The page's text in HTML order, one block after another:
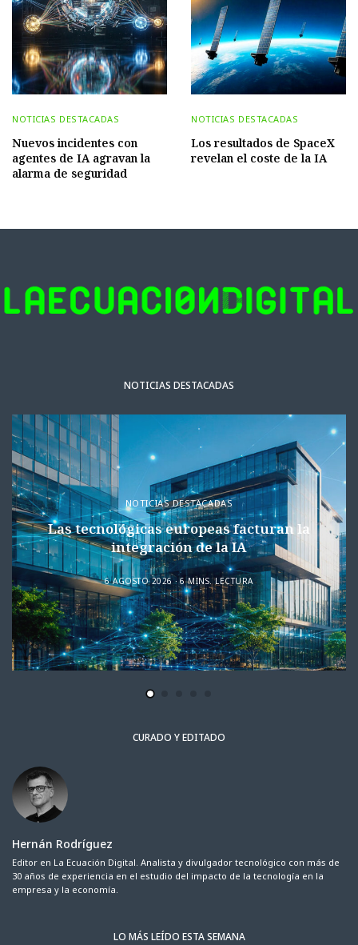
NOTICIAS DESTACADAS
Nuevos incidentes con
agentes de IA agravan la
alarma de seguridad
NOTICIAS DESTACADAS
Los resultados de SpaceX
revelan el coste de la IA
NOTICIAS DESTACADAS
NOTICIAS DESTACADAS
Las tecnológicas europeas facturan la
integración de la IA
6 AGOSTO 2026 6 MINS. LECTURA
CURADO Y EDITADO
Hernán Rodríguez
Editor en La Ecuación Digital. Analista y divulgador tecnológico con más de
30 años de experiencia en el estudio del impacto de la tecnología en la
empresa y la economía.
LO MÁS LEÍDO ESTA SEMANA